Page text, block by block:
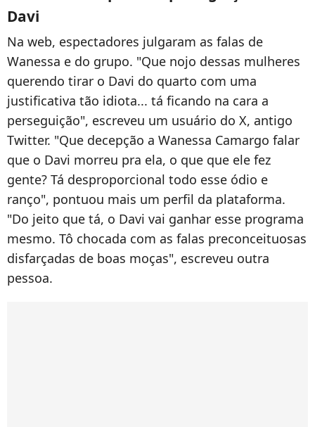
Davi
Na web, espectadores julgaram as falas de
Wanessa e do grupo. "Que nojo dessas mulheres
querendo tirar o Davi do quarto com uma
justificativa tão idiota... tá ficando na cara a
perseguição", escreveu um usuário do X, antigo
Twitter. "Que decepção a Wanessa Camargo falar
que o Davi morreu pra ela, o que que ele fez
gente? Tá desproporcional todo esse ódio e
ranço", pontuou mais um perfil da plataforma.
"Do jeito que tá, o Davi vai ganhar esse programa
mesmo. Tô chocada com as falas preconceituosas
disfarçadas de boas moças", escreveu outra
pessoa.